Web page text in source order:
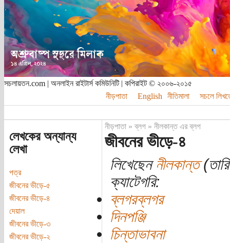
সচলায়তন.com | অনলাইন রাইটার্স কমিউনিটি | কপিরাইট © ২০০৬-২০১৫
নীড়পাতা
English নীতিমালা সচলে
লেখকের অন্যান্য
লেখা
পত্র
জীবনের ভীড়ে-৫
জীবনের ভীড়ে-৪
দেয়াল
জীবনের ভীড়ে-৩
জীবনের ভীড়ে-২
নীড়পাতা»ব্লগ» নীলকান্ত এর ব্লগ
জীবনের ভীড়ে-৪
লিখেছেননীলকান্ত
ক্যাটেগরি:
ব্লগরব্লগর
দিনপঞ্জি
চিন্তাভাবনা